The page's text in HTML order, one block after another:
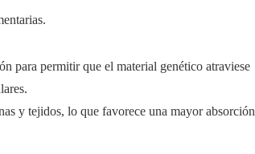
para permitir que el material genético atraviese
y tejidos, lo que favorece una mayor absorción